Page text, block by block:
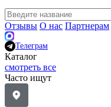
Отзывы О нас Партнерам
Телеграм
Каталог
смотреть все
Часто ищут